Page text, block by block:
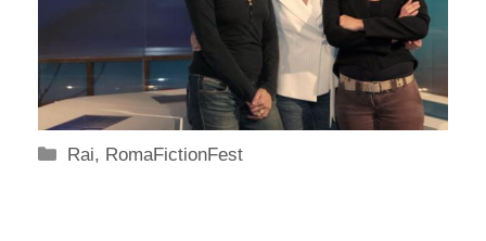
Categorie
Rai, RomaFictionFest